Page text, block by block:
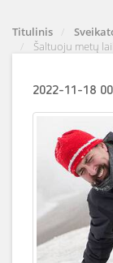
Titulinis
Šaltuoju metų
2022-11-18